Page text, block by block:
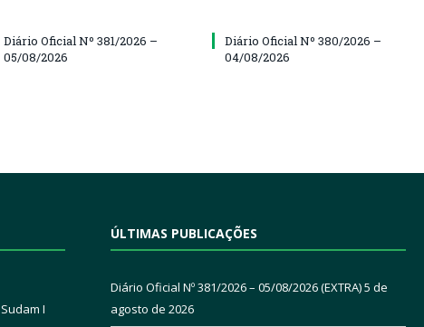
Diário Oficial Nº 381/2026 –
05/08/2026
Diário Oficial Nº 380/2026 –
04/08/2026
I
ÚLTIMAS PUBLICAÇÕES
Diário Oficial Nº 381/2026 – 05/08/2026 (EXTRA)5 de
agosto de 2026